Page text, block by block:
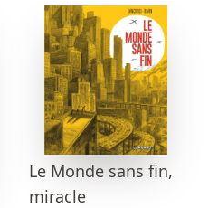
Le Monde sans fin,
miracle